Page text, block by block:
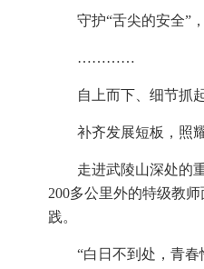
守护“舌尖的安全”
…………
自上而下、细节抓
补齐发展短板，照
走进武陵山深处的
200多公里外的特级教
践。
“白日不到处，青